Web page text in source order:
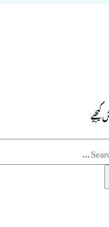
کیجیے